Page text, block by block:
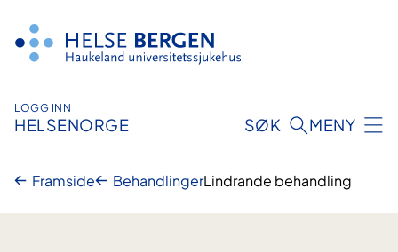
innhald
LOGG INN
HELSENORGE SØK MENY
Framside BehandlingerLindrande behandling